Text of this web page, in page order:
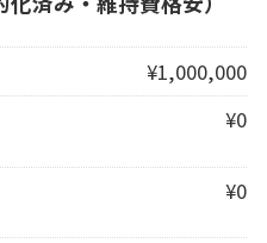
¥1,000,000
¥0
¥0